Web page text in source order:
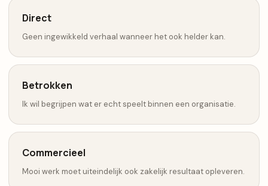
Direct
Geen ingewikkeld verhaal wanneer het ook helder kan.
Betrokken
Ik wil begrijpen wat er echt speelt binnen een organisatie.
Commercieel
Mooi werk moet uiteindelijk ook zakelijk resultaat opleveren.